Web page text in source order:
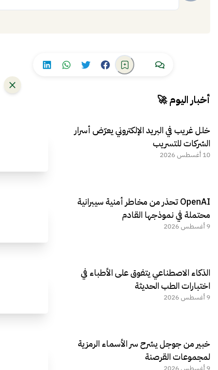
أخبار اليوم 🚀
خلل غريب في البريد الإلكتروني يعرّض أسرار
الشركات للتسريب
10 أغسطس 2026
OpenAI تحذر من مخاطر أمنية سيبرانية
محتملة في نموذجها القادم
9 أغسطس 2026
الذكاء الاصطناعي يتفوق على الأطباء في
اختبارات الطب الحديثة
9 أغسطس 2026
خبير من جوجل يشرح سر الأسماء الرمزية
لمجموعات القرصنة